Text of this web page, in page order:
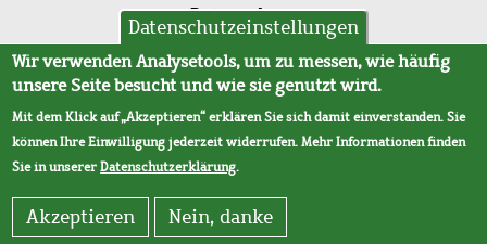
Datenschutz
AVB
Datenschutzeinstellungen
Wir verwenden Analysetools, um zu messen, wie häufig
unsere Seite besucht und wie sie genutzt wird.
Mit dem Klick auf „Akzeptieren“ erklären Sie sich damit einverstanden. Sie
können Ihre Einwilligung jederzeit widerrufen. Mehr Informationen finden
Sie in unsererDatenschutzerklärung.
Akzeptieren Nein, danke